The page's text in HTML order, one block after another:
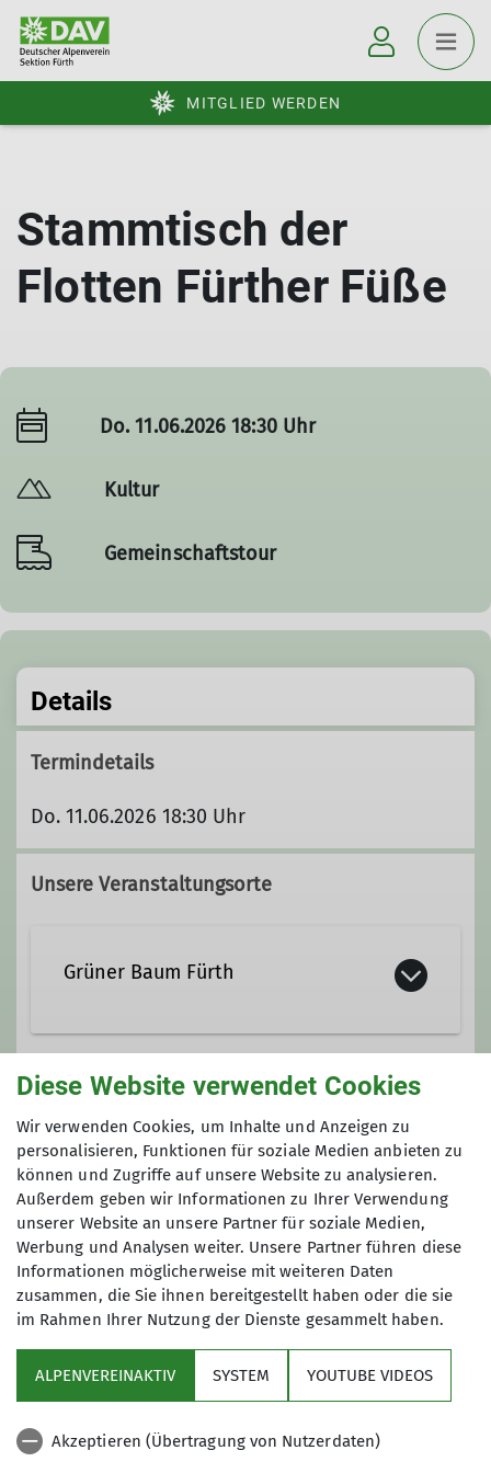
MITGLIED WERDEN
Stammtisch der
Flotten Fürther Füße
Do. 11.06.2026 18:30 Uhr
Kultur
Gemeinschaftstour
Details
Termindetails
Do. 11.06.2026 18:30 Uhr
Unsere Veranstaltungsorte
Grüner Baum Fürth
Gruppe
Flotte Fürther Füße
DieF lottenFürtherFüße.
Unsere DAV-Gruppe ist nun schon
über 10 Jahre alt und wir haben mehr
als 100 Mitglieder. Wir sind dieFlotten
Fürther Füße
, weil wir Kondition für
20-30 km in flottem Tempo, außerdem
gute Laune sowie Schuhe rund um
Sektion
Programm
Diese Website verwendet Cookies
Wir verwenden Cookies, um Inhalte und Anzeigen zu
personalisieren, Funktionen für soziale Medien anbieten zu
können und Zugriffe auf unsere Website zu analysieren.
Außerdem geben wir Informationen zu Ihrer Verwendung
unserer Website an unsere Partner für soziale Medien,
Werbung und Analysen weiter. Unsere Partner führen diese
Informationen möglicherweise mit weiteren Daten
zusammen, die Sie ihnen bereitgestellt haben oder die sie
im Rahmen Ihrer Nutzung der Dienste gesammelt haben.
ALPENVEREINAKTIV SYSTEM YOUTUBE VIDEOS
Akzeptieren (Übertragung von Nutzerdaten)